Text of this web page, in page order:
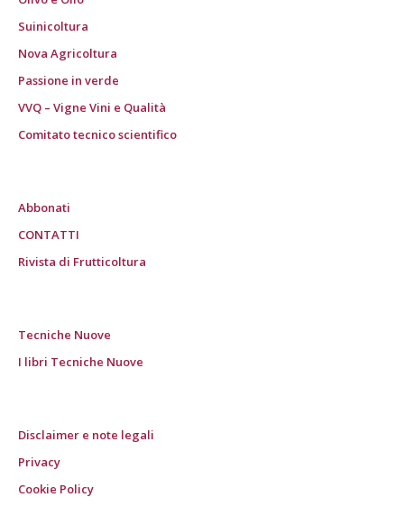
Suinicoltura
Nova Agricoltura
Passione in verde
VVQ – Vigne Vini e Qualità
Comitato tecnico scientifico
Abbonati
CONTATTI
Rivista di Frutticoltura
Tecniche Nuove
I libri Tecniche Nuove
Disclaimer e note legali
Privacy
Cookie Policy